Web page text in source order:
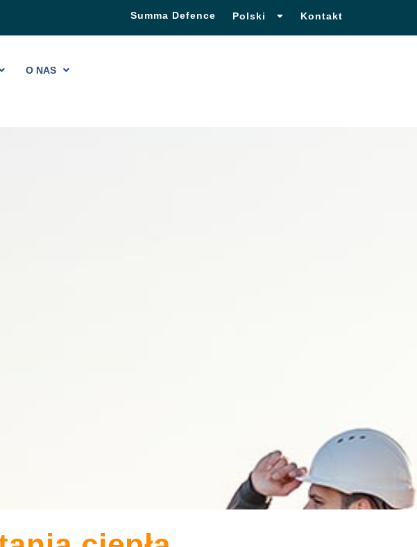
Summa Defence Polski
Français Kontakt
O NAS